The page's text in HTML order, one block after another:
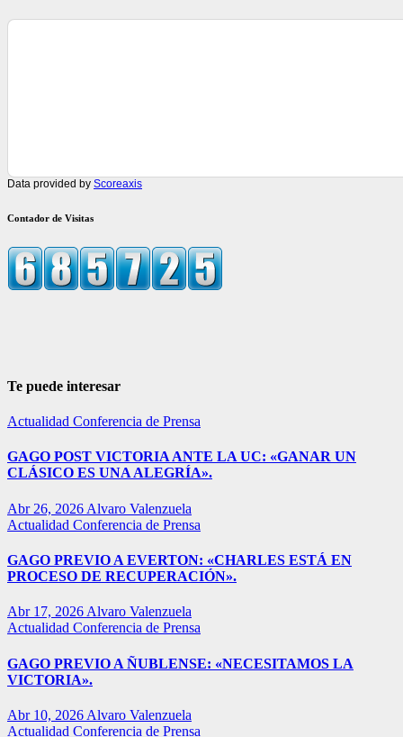
Data provided by Scoreaxis
Contador de Visitas
Te puede interesar
Actualidad Conferencia de Prensa
GAGO POST VICTORIA ANTE LA UC: «GANAR UN
CLÁSICO ES UNA ALEGRÍA».
Abr 26, 2026 Alvaro Valenzuela
Actualidad Conferencia de Prensa
GAGO PREVIO A EVERTON: «CHARLES ESTÁ EN
PROCESO DE RECUPERACIÓN».
Abr 17, 2026 Alvaro Valenzuela
Actualidad Conferencia de Prensa
GAGO PREVIO A ÑUBLENSE: «NECESITAMOS LA
VICTORIA».
Abr 10, 2026 Alvaro Valenzuela
Actualidad Conferencia de Prensa